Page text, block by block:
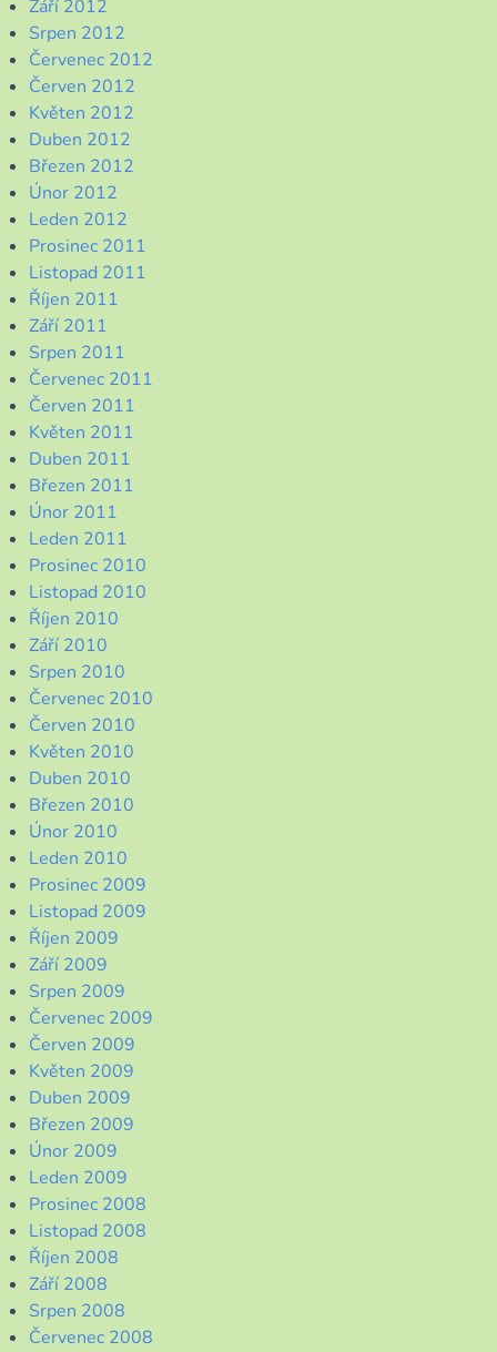
Září 2012
Srpen 2012
Červenec 2012
Červen 2012
Květen 2012
Duben 2012
Březen 2012
Únor 2012
Leden 2012
Prosinec 2011
Listopad 2011
Říjen 2011
Září 2011
Srpen 2011
Červenec 2011
Červen 2011
Květen 2011
Duben 2011
Březen 2011
Únor 2011
Leden 2011
Prosinec 2010
Listopad 2010
Říjen 2010
Září 2010
Srpen 2010
Červenec 2010
Červen 2010
Květen 2010
Duben 2010
Březen 2010
Únor 2010
Leden 2010
Prosinec 2009
Listopad 2009
Říjen 2009
Září 2009
Srpen 2009
Červenec 2009
Červen 2009
Květen 2009
Duben 2009
Březen 2009
Únor 2009
Leden 2009
Prosinec 2008
Listopad 2008
Říjen 2008
Září 2008
Srpen 2008
Červenec 2008